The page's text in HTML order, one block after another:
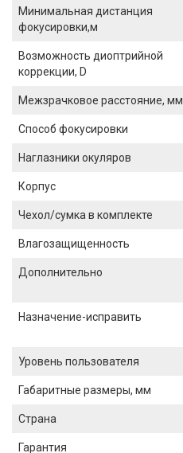
Минимальная дистанция
фокусировки,м
Возможность диоптрийной
коррекции, D
Межзрачковое расстояние, мм
Способ фокусировки
Наглазники окуляров
Корпус
Чехол/сумка в комплекте
Влагозащищенность
Дополнительно
Назначение-исправить
Уровень пользователя
Габаритные размеры, мм
Страна
Гарантия